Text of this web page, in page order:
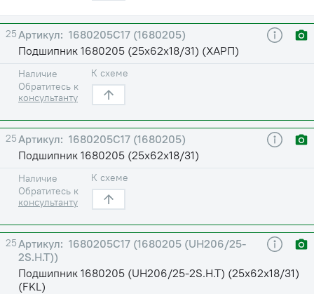
25
1680205С17 (1680205)
Подшипник 1680205 (25х62х18/31) (ХАРП)
Наличие
Обратитесь к
консультанту
К схеме
25
1680205С17 (1680205)
Подшипник 1680205 (25х62х18/31)
Наличие
Обратитесь к
консультанту
К схеме
25
1680205С17 (1680205 (UH206/25-
2S.H.T))
Подшипник 1680205 (UH206/25-2S.H.T) (25х62х18/31)
(FKL)